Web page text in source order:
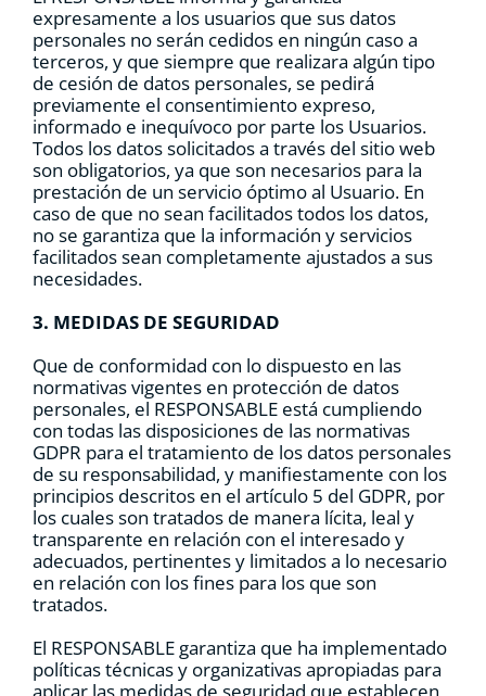
expresamente a los usuarios que sus datos
personales no serán cedidos en ningún caso a
terceros, y que siempre que realizara algún tipo
de cesión de datos personales, se pedirá
previamente el consentimiento expreso,
informado e inequívoco por parte los Usuarios.
Todos los datos solicitados a través del sitio web
son obligatorios, ya que son necesarios para la
prestación de un servicio óptimo al Usuario. En
caso de que no sean facilitados todos los datos,
no se garantiza que la información y servicios
facilitados sean completamente ajustados a sus
necesidades.
3. MEDIDAS DE SEGURIDAD
Que de conformidad con lo dispuesto en las
normativas vigentes en protección de datos
personales, el RESPONSABLE está cumpliendo
con todas las disposiciones de las normativas
GDPR para el tratamiento de los datos personales
de su responsabilidad, y manifiestamente con los
principios descritos en el artículo 5 del GDPR, por
los cuales son tratados de manera lícita, leal y
transparente en relación con el interesado y
adecuados, pertinentes y limitados a lo necesario
en relación con los fines para los que son
tratados.
El RESPONSABLE garantiza que ha implementado
políticas técnicas y organizativas apropiadas para
aplicar las medidas de seguridad que establecen